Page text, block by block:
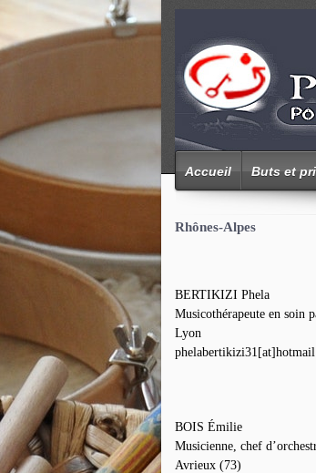
Accueil Buts et
Rhônes-Alpes
BERTIKIZI Phela
Musicothérapeute en soin
Lyon
BOIS Émilie
Musicienne, chef
Avrieux (73)